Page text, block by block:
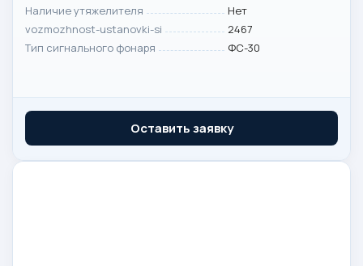
Наличие утяжелителя
Нет
vozmozhnost-ustanovki-si
2467
Тип сигнального фонаря
ФС-30
Оставить заявку